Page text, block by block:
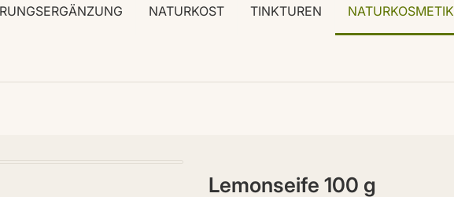
NATURKOST TINKTUREN NATURKOSMETIK
Lemonseife 100 g